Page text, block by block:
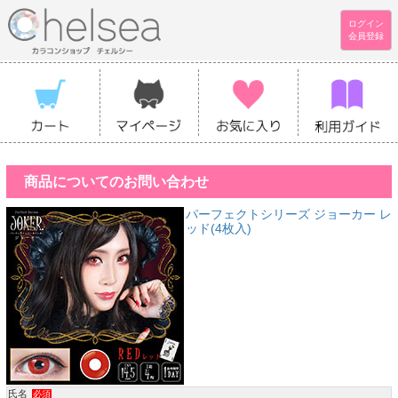
ログイン
会員登録
商品についてのお問い合わせ
パーフェクトシリーズ ジョーカー レ
ッド(4枚入)
氏名 必須